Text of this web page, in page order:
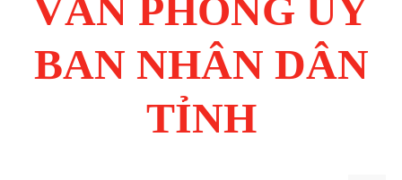
VĂN PHÒNG ỦY
BAN NHÂN DÂN
TỈNH